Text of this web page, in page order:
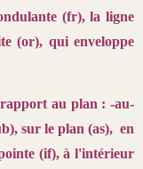
(fr), la ligne
(or), qui enveloppe
au plan : -au-
sur le plan (as), en
(if), à l'intérieur